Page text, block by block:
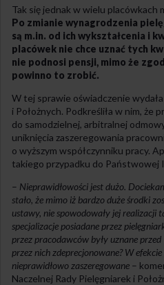
Tak się jednak w wielu placówkach
Po zmianie wynagrodzenia
są m.in. od ich wykształcenia i
placówek nie chce uznać tych
nie podnosi pensji, mimo że
powinno to zrobić.
W tej sprawie oświadczenie
i Położnych. Podkreśliła w nim, że
do samodzielnej, arbitralnej
uniknięcia zaszeregowania
o wyższym współczynniku pracy.
takiego przypadku do Państwowej
– Nieprawidłowości jest dużo.
stało, że mimo iż bardzo duże środki
ustawy, nie spowodowały jej realizacji
specjalizacje posiadane przez
przez pracodawców były uznane
przez nich zdeprecjonowane? W
nieprawidłowo zaszeregowane –
Naczelnej Rady Pielęgniarek i